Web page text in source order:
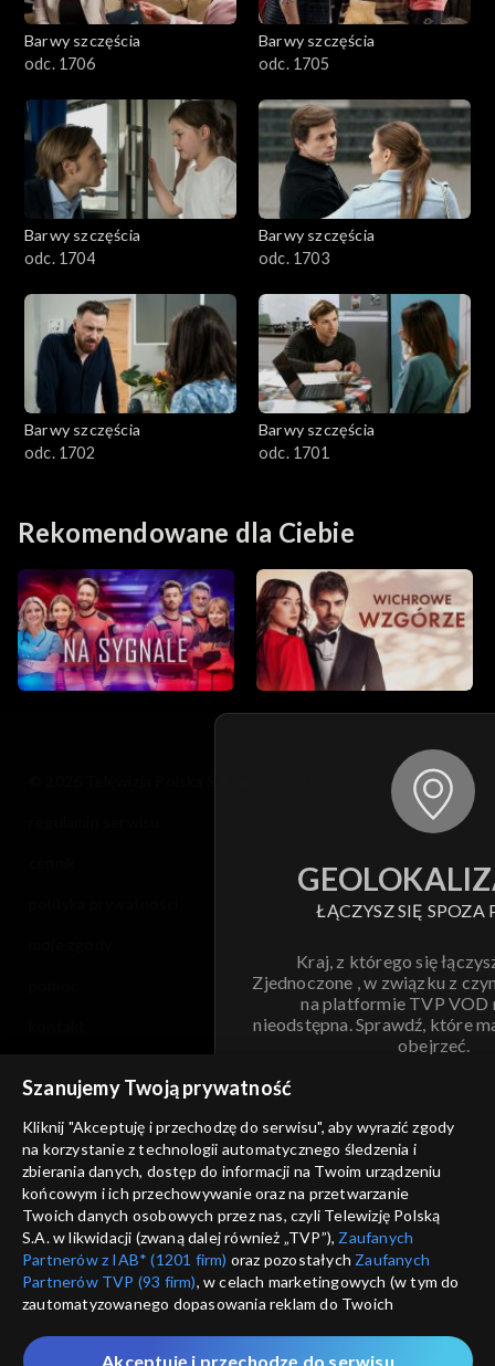
Barwy szczęścia
odc. 1706
Barwy szczęścia
odc. 1705
Barwy szczęścia
odc. 1704
Barwy szczęścia
odc. 1703
Barwy szczęścia
odc. 1702
Barwy szczęścia
odc. 1701
Rekomendowane dla Ciebie
ŁĄCZYSZ SIĘ SPOZA
Kraj, z którego się
Zjednoczone , w związku z
na platformie TVP VOD
nieodstępna. Sprawdź, które
obejrzeć.
ANULUJ
informacje o dostawcy usług
Szanujemy Twoją prywatność
Kliknij "Akceptuję i przechodzę do serwisu", aby wyrazić zgody
na korzystanie z technologii automatycznego śledzenia i
zbierania danych, dostęp do informacji na Twoim urządzeniu
końcowym i ich przechowywanie oraz na przetwarzanie
Twoich danych osobowych przez nas, czyli Telewizję Polską
S.A. w likwidacji (zwaną dalej również „TVP”), Zaufanych
Partnerów z IAB* (1201 firm) oraz pozostałych Zaufanych
Partnerów TVP (93 firm), w celach marketingowych (w tym do
zautomatyzowanego dopasowania reklam do Twoich
które wskazujemy poniżej, a także zgody na udostępnianie
Akceptuję i przechodzę do serwisu